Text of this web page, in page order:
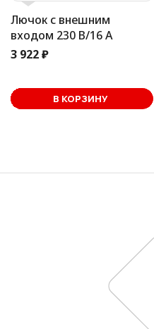
Лючок с внешним
входом 230 В/16 А
3 922 ₽
В КОРЗИНУ
В корзине